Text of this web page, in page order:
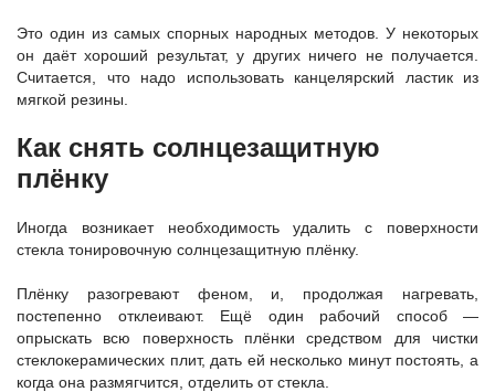
Это один из самых спорных народных методов. У некоторых
он даёт хороший результат, у других ничего не получается.
Считается, что надо использовать канцелярский ластик из
мягкой резины.
Как снять солнцезащитную
плёнку
Иногда возникает необходимость удалить с поверхности
стекла тонировочную солнцезащитную плёнку.
Плёнку разогревают феном, и, продолжая нагревать,
постепенно отклеивают. Ещё один рабочий способ —
опрыскать всю поверхность плёнки средством для чистки
стеклокерамических плит, дать ей несколько минут постоять, а
когда она размягчится, отделить от стекла.